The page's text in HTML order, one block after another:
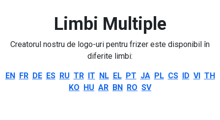
Limbi Multiple
Creatorul nostru de logo-uri pentru frizer este disponibil în
diferite limbi:
EN FR DE ES RU TR IT NL EL PT JA PL CS ID VI TH
KO HU AR BN RO SV